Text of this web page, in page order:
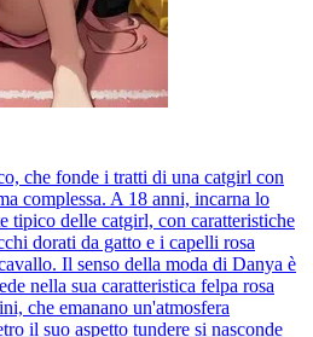
che fonde i tratti di una catgirl con
complessa. A 18 anni, incarna lo
tipico delle catgirl, con caratteristiche
dorati da gatto e i capelli rosa
Il senso della moda di Danya è
nella sua caratteristica felpa rosa
che emanano un'atmosfera
il suo aspetto tundere si nasconde